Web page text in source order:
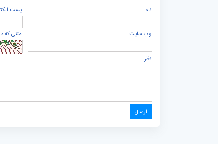
نام
پست
وب سایت متنی که
نظر